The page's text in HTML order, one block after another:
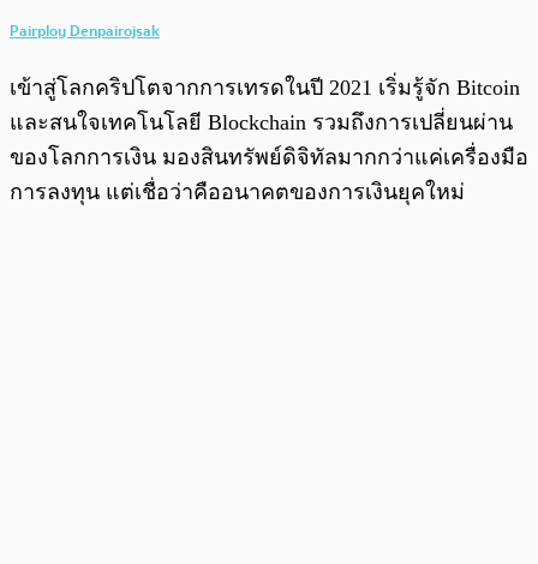
Pairploy Denpairojsak
เข้าสู่โลกคริปโตจากการเทรดในปี 2021 เริ่มรู้จัก Bitcoin
และสนใจเทคโนโลยี Blockchain รวมถึงการเปลี่ยนผ่าน
ของโลกการเงิน มองสินทรัพย์ดิจิทัลมากกว่าแค่เครื่องมือ
การลงทุน แต่เชื่อว่าคืออนาคตของการเงินยุคใหม่